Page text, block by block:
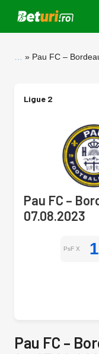
Pau FC –
Ligue 2
Pau FC –
07.08.2023
PsF X
Pau FC –